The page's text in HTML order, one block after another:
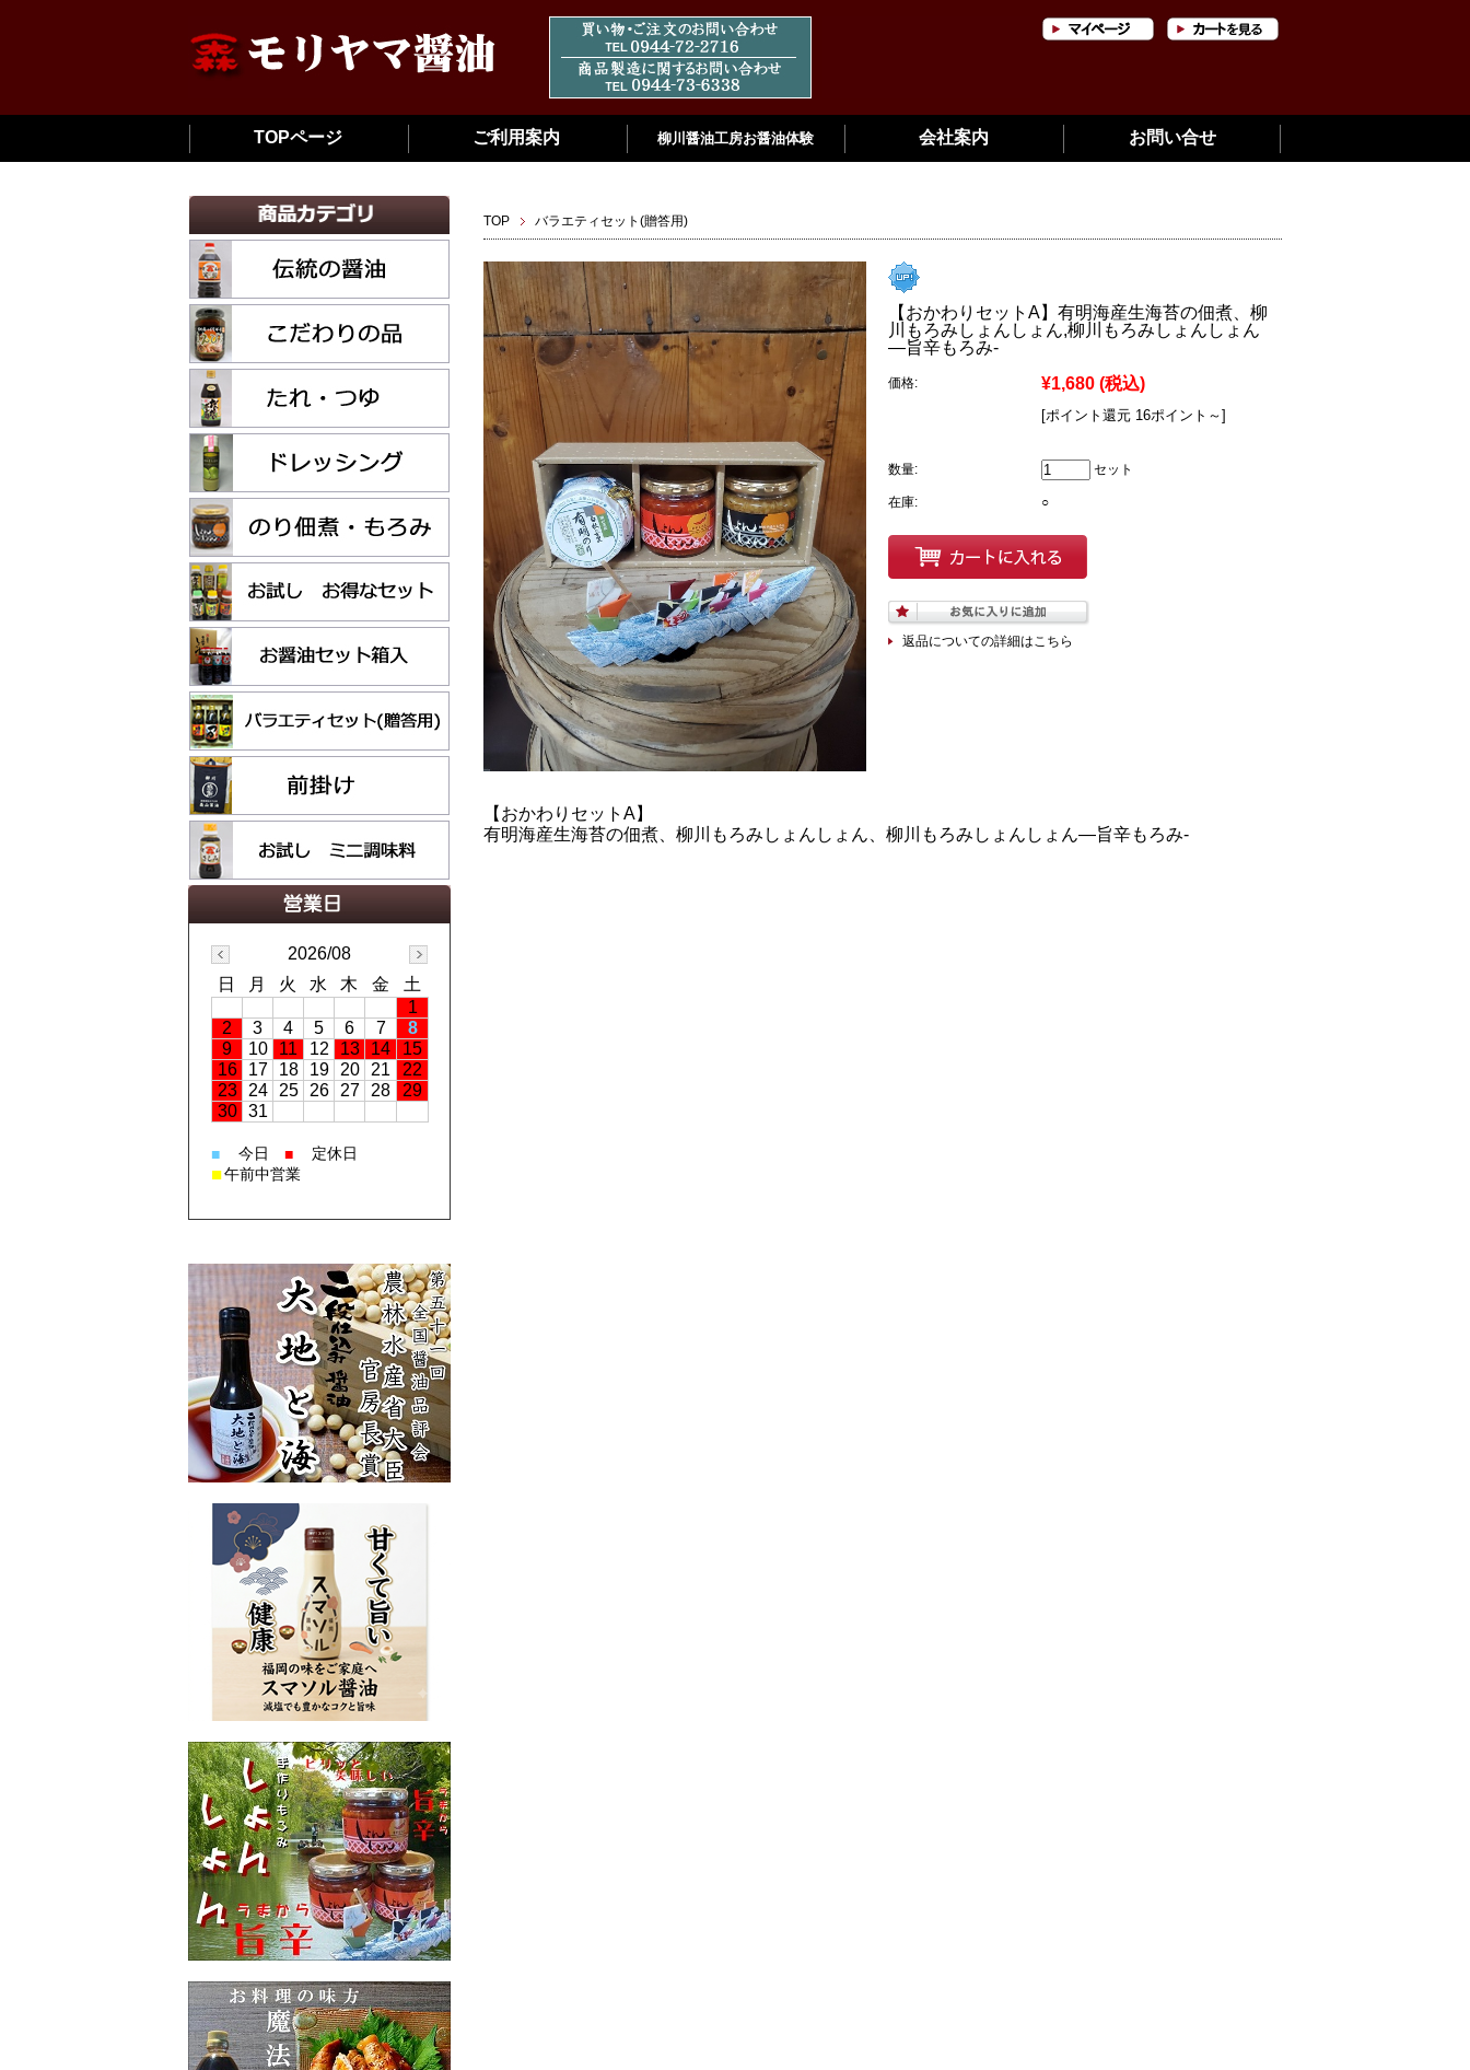
TOPページ ご利用案内 柳川醤油工房お醤油体験 会社案内 お問い合せ
TOP バラエティセット(贈答用)
【おかわりセットA】有明海産生海苔の佃煮、柳
川もろみしょんしょん,柳川もろみしょんしょん
―旨辛もろみ-
価格: ¥1,680 (税込)
[ポイント還元 16ポイント～]
数量: セット
在庫: ○
返品についての詳細はこちら
【おかわりセットA】
有明海産生海苔の佃煮、柳川もろみしょんしょん、柳川もろみしょんしょん―旨辛もろみ-
2026/08
日
月 火 水 木 金
土
1
2
3 4 5 6 7
8
9
10 11 12 13 14
15
16
17 18 19 20 21
22
23
24 25 26 27 28
29
30
31
■ 今日 ■ 定休日
■午前中営業